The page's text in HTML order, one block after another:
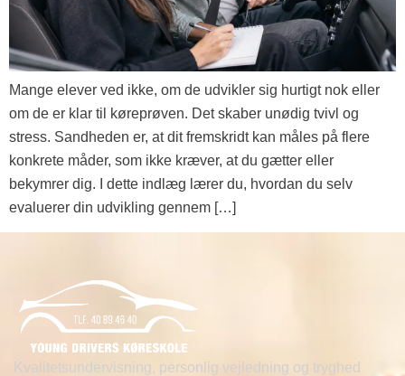
Mange elever ved ikke, om de udvikler sig hurtigt nok eller
om de er klar til køreprøven. Det skaber unødig tvivl og
stress. Sandheden er, at dit fremskridt kan måles på flere
konkrete måder, som ikke kræver, at du gætter eller
bekymrer dig. I dette indlæg lærer du, hvordan du selv
evaluerer din udvikling gennem […]
Kvalitetsundervisning, personlig vejledning og tryghed